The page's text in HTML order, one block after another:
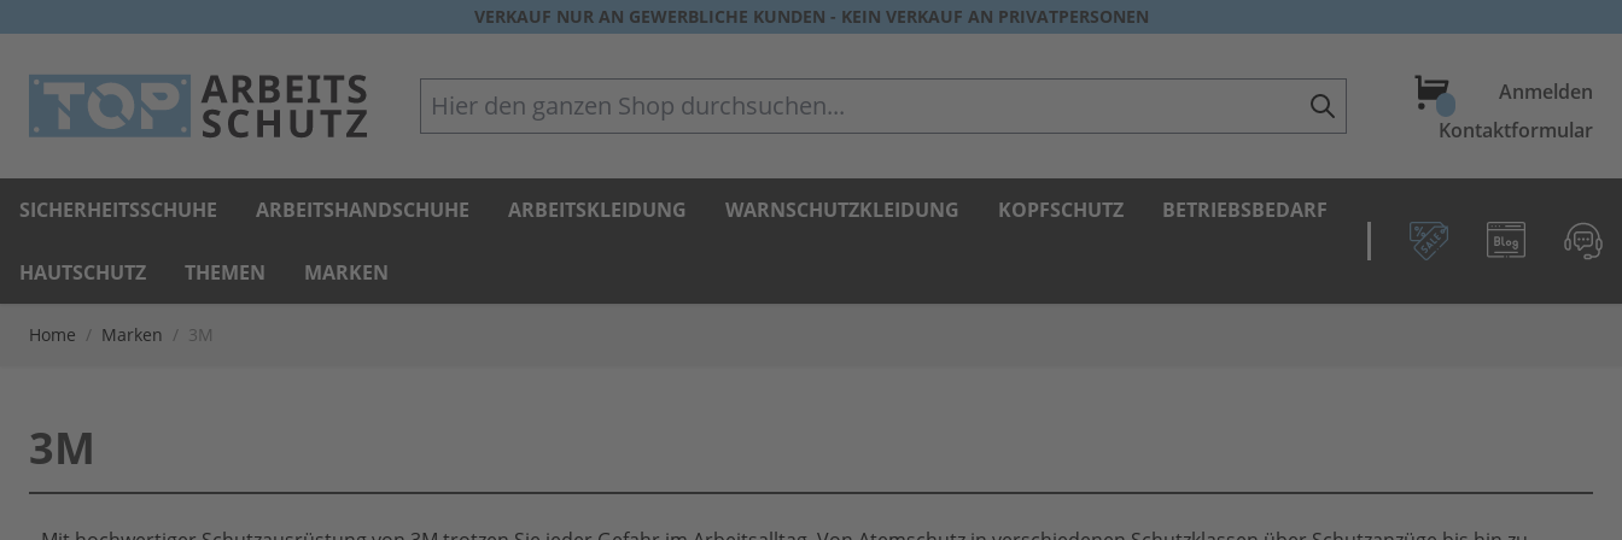
VERKAUF NUR AN GEWERBLICHE KUNDEN - KEIN VERKAUF AN PRIVATPERSONEN
Hier den ganzen Shop durchsuchen... WarenkorbAnmelden
Kontaktformular
SICHERHEITSSCHUHE ARBEITSHANDSCHUHE ARBEITSKLEIDUNG WARNSCHUTZKLEIDUNG KOPFSCHUTZ BETRIEBSBEDARF
HAUTSCHUTZ THEMEN MARKEN
Home / Marken / 3M
3M